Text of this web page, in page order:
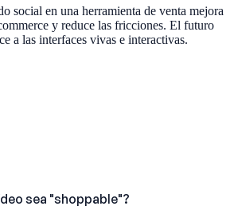
social en una herramienta de venta mejora
y reduce las fricciones. El futuro
a las interfaces vivas e interactivas.
sea "shoppable"?